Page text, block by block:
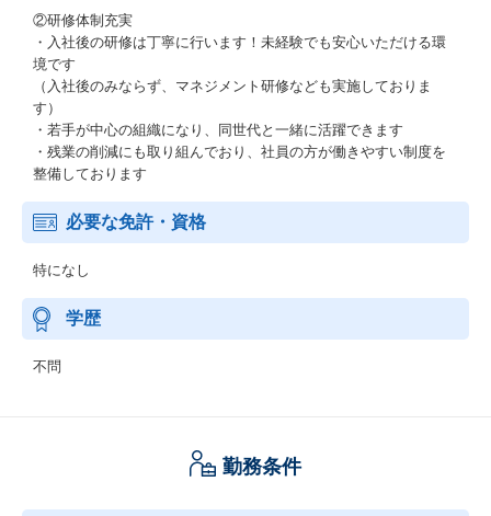
②研修体制充実
・入社後の研修は丁寧に行います！未経験でも安心いただける環
境です
（入社後のみならず、マネジメント研修なども実施しておりま
す）
・若手が中心の組織になり、同世代と一緒に活躍できます
・残業の削減にも取り組んでおり、社員の方が働きやすい制度を
整備しております
必要な免許・資格
特になし
学歴
不問
勤務条件